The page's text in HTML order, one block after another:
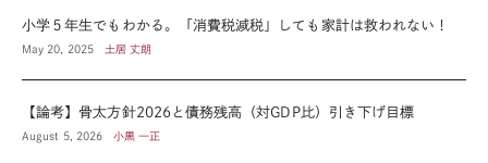
小学５年生でもわかる。「消費税減税」しても家計は救われない！
May 20, 2025 土居 丈朗
【論考】骨太方針2026と債務残高（対GDP比）引き下げ目標
August 5, 2026 小黒 一正